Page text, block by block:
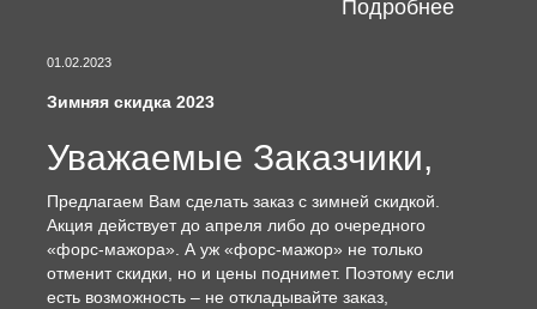
Подробнее
01.02.2023
Зимняя скидка 2023
Уважаемые Заказчики,
Предлагаем Вам сделать заказ с зимней скидкой.
Акция действует до апреля либо до очередного
«форс-мажора». А уж «форс-мажор» не только
отменит скидки, но и цены поднимет. Поэтому если
есть возможность – не откладывайте заказ,